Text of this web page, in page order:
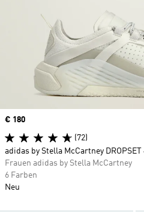
Price
€ 180
(72)
adidas by Stella McCartney
Frauen adidas by Stella McCartney
6 Farben
Neu